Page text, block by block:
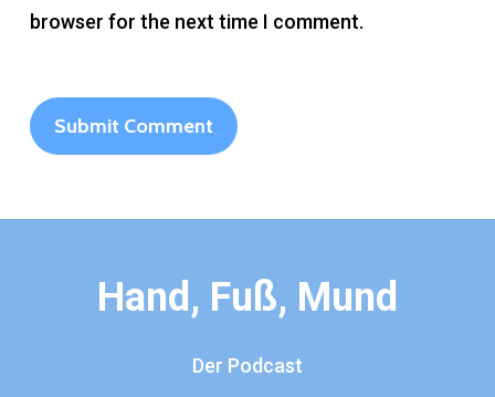
browser for the next time I comment.
Hand, Fuß, Mund
Der Podcast